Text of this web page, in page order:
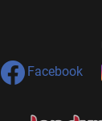
Facebook